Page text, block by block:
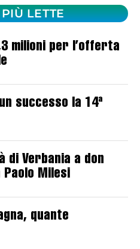
LETTE
milioni per l’offerta
successo la 14ª
di Verbania a don
Milesi
quante